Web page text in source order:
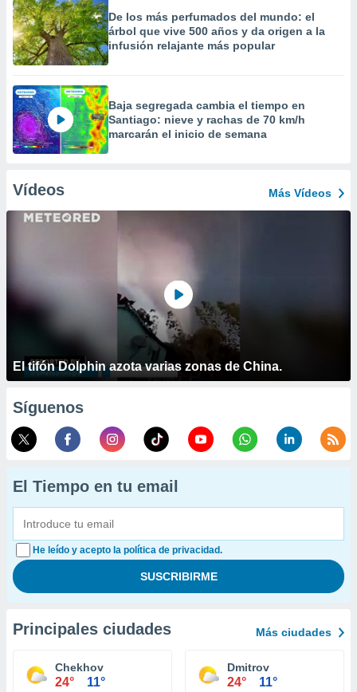
De los más perfumados del mundo: el
árbol que vive 500 años y da origen a la
infusión relajante más popular
Baja segregada cambia el tiempo en
Santiago: nieve y rachas de 70 km/h
marcarán el inicio de semana
Vídeos Más Vídeos
El tifón Dolphin azota varias zonas de China.
Síguenos
El Tiempo en tu email
He leído y acepto la política de privacidad.
Principales ciudades Más ciudades
Chekhov
24° 11°
Dmitrov
24° 11°